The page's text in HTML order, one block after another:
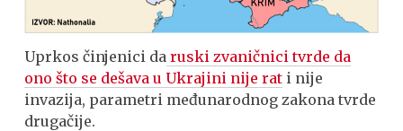
Uprkos činjenici da ruski zvaničnici tvrde da
ono što se dešava u Ukrajini nije rat i nije
invazija, parametri međunarodnog zakona tvrde
drugačije.